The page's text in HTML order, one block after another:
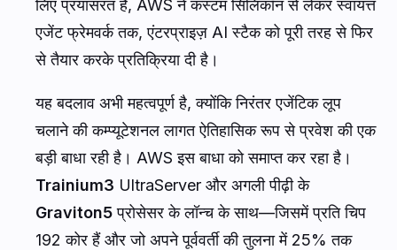
लिए प्रयासरत हैं, AWS ने कस्टम सिलिकॉन से लेकर स्वायत्त
एजेंट फ्रेमवर्क तक, एंटरप्राइज़ AI स्टैक को पूरी तरह से फिर
से तैयार करके प्रतिक्रिया दी है।
यह बदलाव अभी महत्वपूर्ण है, क्योंकि निरंतर एजेंटिक लूप
चलाने की कम्प्यूटेशनल लागत ऐतिहासिक रूप से प्रवेश की एक
बड़ी बाधा रही है। AWS इस बाधा को समाप्त कर रहा है।
Trainium3 UltraServer और अगली पीढ़ी के
Graviton5प्रोसेसर के लॉन्च के साथ—जिसमें प्रति चिप
192 कोर हैं और जो अपने पूर्ववर्ती की तुलना में 25% तक